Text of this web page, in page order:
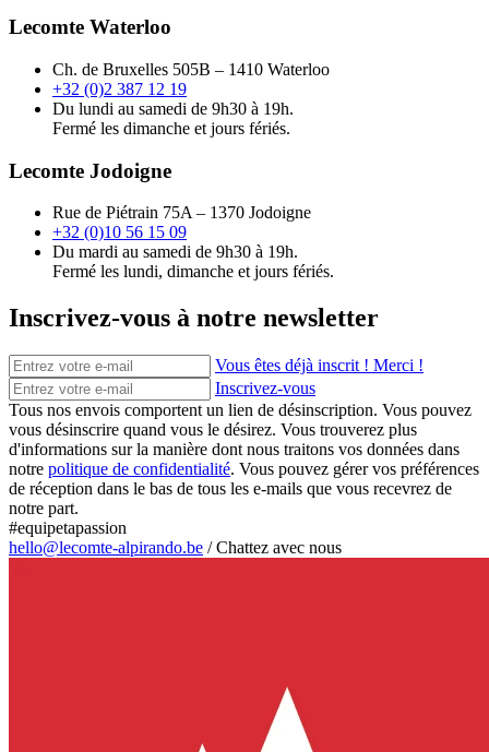
Lecomte Waterloo
Ch. de Bruxelles 505B – 1410 Waterloo
+32 (0)2 387 12 19
Du lundi au samedi de 9h30 à 19h.
Fermé les dimanche et jours fériés.
Lecomte Jodoigne
Rue de Piétrain 75A – 1370 Jodoigne
+32 (0)10 56 15 09
Du mardi au samedi de 9h30 à 19h.
Fermé les lundi, dimanche et jours fériés.
Inscrivez-vous à notre newsletter
Vous êtes déjà inscrit ! Merci !
Inscrivez-vous
Tous nos envois comportent un lien de désinscription. Vous pouvez
vous désinscrire quand vous le désirez. Vous trouverez plus
d'informations sur la manière dont nous traitons vos données dans
notre politique de confidentialité. Vous pouvez gérer vos préférences
de réception dans le bas de tous les e-mails que vous recevrez de
notre part.
#equipetapassion
hello@lecomte-alpirando.be /Chattez avec nous